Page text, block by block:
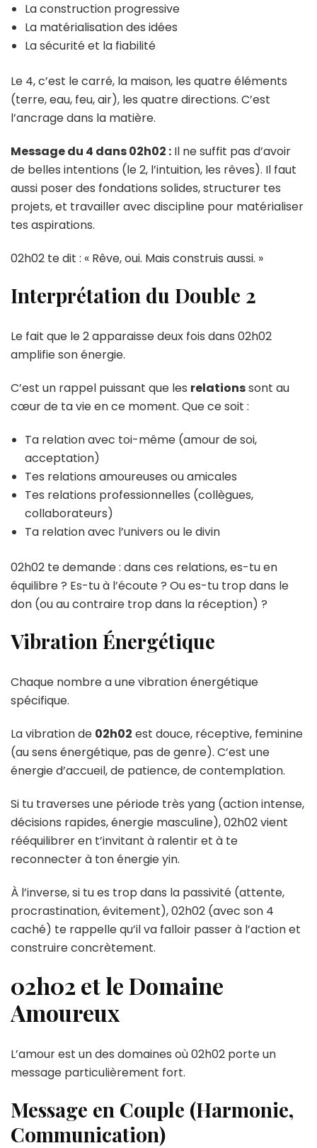
La construction progressive
La matérialisation des idées
La sécurité et la fiabilité
Le 4, c’est le carré, la maison, les quatre éléments
(terre, eau, feu, air), les quatre directions. C’est
l’ancrage dans la matière.
Message du 4 dans 02h02 : Il ne suffit pas d’avoir
de belles intentions (le 2, l’intuition, les rêves). Il faut
aussi poser des fondations solides, structurer tes
projets, et travailler avec discipline pour matérialiser
tes aspirations.
02h02 te dit : « Rêve, oui. Mais construis aussi. »
Interprétation du Double 2
Le fait que le 2 apparaisse deux fois dans 02h02
amplifie son énergie.
C’est un rappel puissant que les relationssont au
cœur de ta vie en ce moment. Que ce soit :
Ta relation avec toi-même (amour de soi,
acceptation)
Tes relations amoureuses ou amicales
Tes relations professionnelles (collègues,
collaborateurs)
Ta relation avec l’univers ou le divin
02h02 te demande : dans ces relations, es-tu en
équilibre ? Es-tu à l’écoute ? Ou es-tu trop dans le
don (ou au contraire trop dans la réception) ?
Vibration Énergétique
Chaque nombre a une vibration énergétique
spécifique.
La vibration de 02h02 est douce, réceptive, feminine
(au sens énergétique, pas de genre). C’est une
énergie d’accueil, de patience, de contemplation.
Si tu traverses une période très yang (action intense,
décisions rapides, énergie masculine), 02h02 vient
rééquilibrer en t’invitant à ralentir et à te
reconnecter à ton énergie yin.
À l’inverse, si tu es trop dans la passivité (attente,
procrastination, évitement), 02h02 (avec son 4
caché) te rappelle qu’il va falloir passer à l’action et
construire concrètement.
02h02 et le Domaine
Amoureux
L’amour est un des domaines où 02h02 porte un
message particulièrement fort.
Message en Couple (Harmonie,
Communication)